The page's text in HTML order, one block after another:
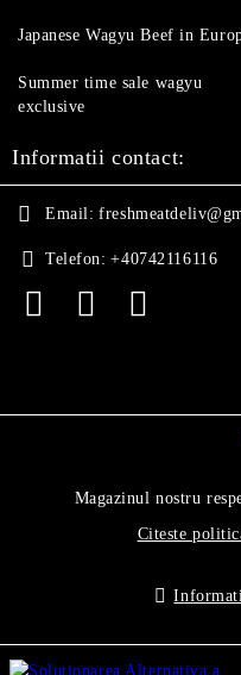
Japanese Wagyu Beef in
Summer time sale wagyu
exclusive
Informatii contact:
Email:
Telefon: +40742116116
Magazinul nostru
Citeste